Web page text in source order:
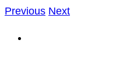
Previous Next